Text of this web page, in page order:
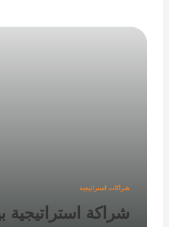
شراكات استراتيجية
شراكة استراتيجية